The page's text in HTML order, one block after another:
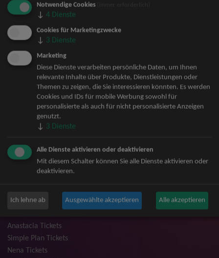
Bryan Adams Tickets
Andreas Gabalier Tickets
Die Fantastischen Vier Tickets
Herbert Grönemeyer Tickets
Deep Purple Tickets
Howard Carpendale Tickets
Jan Delay & Disko No.1 Tickets
Pur Tickets
Bob Dylan Tickets
Mark Forster Tickets
The Prodigy Tickets
Niedeckens BAP Tickets
Judas Priest Tickets
Trailerpark & Friends Tickets
Anastacia Tickets
Simple Plan Tickets
Nena Tickets
Notwendige Cookies
↓ 4 Dienste
Cookies für Marketingzwecke
↓ 3 Dienste
Marketing
Diese Dienste verarbeiten persönliche Daten, um Ihnen
relevante Inhalte über Produkte, Dienstleistungen oder
Themen zu zeigen, die Sie interessieren könnten. Es werden
Cookies und IDs für mobile Werbung sowohl für
personalisierte als auch für nicht personalisierte Anzeigen
genutzt.
↓ 3 Dienste
Alle Dienste aktivieren oder deaktivieren
Mit diesem Schalter können Sie alle Dienste aktivieren oder
deaktivieren.
Ich lehne ab Ausgewählte akzeptieren Alle akzeptieren